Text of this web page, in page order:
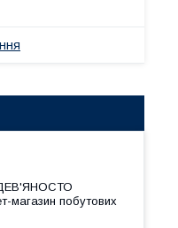
ДЕВ'ЯНОСТО
магазин побутових